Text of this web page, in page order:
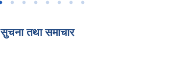
सुचना तथा समाचार